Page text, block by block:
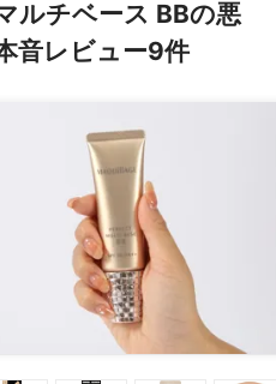
ルチベース BBの悪
音レビュー9件